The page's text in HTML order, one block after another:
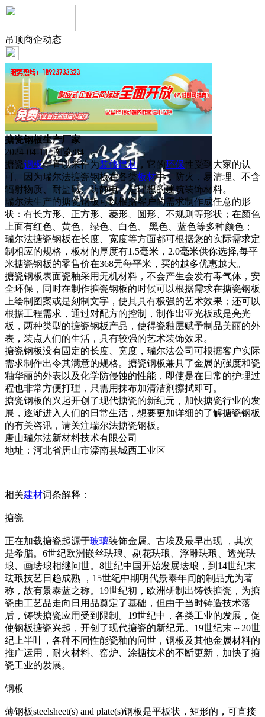
吊顶商企动态
搪瓷钢板生产厂家
2024-04-11 浏览:84
搪瓷钢板一直以来作为装修建材，它的环保性受到大家的认
可。因为瑞尔法搪瓷钢板在各类板材中，防火，易清理、不含
辐射物质、耐盐碱、防静电、是理想的建筑装饰材料。
瑞尔法生产的搪瓷钢板可以根据客户的需求制作成任意的形
状：有长方形、正方形、菱形、圆形、不规则等形状；在颜色
上面有红色、黄色、绿色、白色、 黑色、蓝色等多种颜色；
瑞尔法搪瓷钢板在长度、宽度等方面都可根据您的实际需求定
制相应的规格，板材的厚度有1.5毫米，2.0毫米供你选择,每平
米搪瓷钢板的零售价在368元每平米，买的越多优惠越大。
搪瓷钢板表面瓷釉采用无机材料，不会产生会发有毒气体，安
全环保，同时在制作搪瓷钢板的时候可以根据需求在搪瓷钢板
上绘制图案或是刻制文字，使其具有极强的艺术效果；还可以
根据工程需求，通过对配方的控制，制作出亚光板或是亮光
板，两种类型的搪瓷钢板产品，使得瓷釉层赋予制品美丽的外
表，装点人们的生活，具有较强的艺术装饰效果。
搪瓷钢板没有固定的长度、宽度，瑞尔法公司可根据客户实际
需求制作出令其满意的规格。搪瓷钢板兼具了金属的强度和瓷
釉华丽的外表以及化学防侵蚀的性能，即使是在日常的护理过
程也非常方便打理，只需用抹布加清洁剂擦拭即可。
搪瓷钢板的兴起开创了现代搪瓷的新纪元，加快搪瓷行业的发
展，逐渐进入人们的日常生活，想要更加详细的了解搪瓷钢板
的有关咨讯，请关注瑞尔法搪瓷钢板。
唐山瑞尔法新材料技术有限公司
地址：河北省唐山市滦南县城西工业区
相关建材词条解释：
搪瓷
正在加载搪瓷起源于玻璃装饰金属。古埃及最早出现 ，其次
是希腊。6世纪欧洲嵌丝珐琅、剔花珐琅、浮雕珐琅、透光珐
琅、画珐琅相继问世。8世纪中国开始发展珐琅，到14世纪末
珐琅技艺日趋成熟 ，15世纪中期明代景泰年间的制品尤为著
称，故有景泰蓝之称。19世纪初，欧洲研制出铸铁搪瓷，为搪
瓷由工艺品走向日用品奠定了基础，但由于当时铸造技术落
后，铸铁搪瓷应用受到限制。19世纪中，各类工业的发展，促
使钢板搪瓷兴起，开创了现代搪瓷的新纪元。19世纪末～20世
纪上半叶，各种不同性能瓷釉的问世，钢板及其他金属材料的
推广运用，耐火材料、窑炉、涂搪技术的不断更新，加快了搪
瓷工业的发展。
钢板
薄钢板steelsheet(s) and plate(s)钢板是平板状，矩形的，可直接